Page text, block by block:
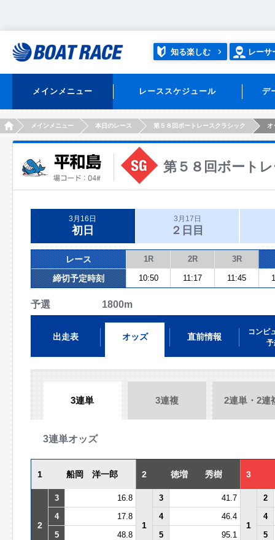
知る楽しむ レーサ
メインメニュー レーススケジュール デ
HOMEメインメニュー 本日のレース 第５８回ボートレースクラシック オ
第５８回ボート
3月16日
初日
3月17日
２日目
レース 1R 2R 3R
締切予定時刻 10:50 11:17 11:45
予選 1800m
出走表 オッズ 直前情報
コンピ
予
3連単 3連複 2連単・2連
3連単オッズ
1 船岡 洋一郎 2 徳増 秀樹 3
2
3 16.8
1
3 41.7
1
2
4
17.8 4 46.4
4
5
48.8 5 95.1
5